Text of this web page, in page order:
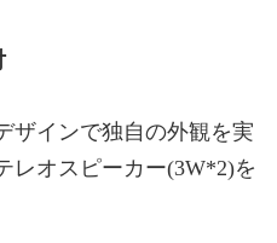
ザインで独自の外観を実
レオスピーカー(3W*2)を